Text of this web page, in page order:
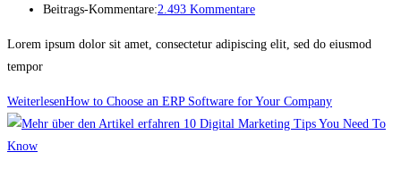
Beitrags-Kommentare:2.493 Kommentare
Lorem ipsum dolor sit amet, consectetur adipiscing elit, sed do eiusmod
tempor
WeiterlesenHow to Choose an ERP Software for Your Company